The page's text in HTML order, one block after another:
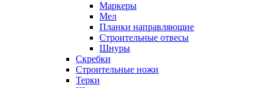
Маркеры
Мел
Планки направляющие
Строительные отвесы
Шнуры
Скребки
Строительные ножи
Терки